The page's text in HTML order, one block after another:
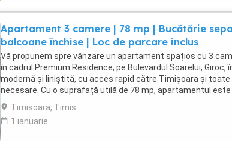
Apartament 3 camere | 78 mp | Bucătărie
balcoane închise | Loc de parcare inclus
Vă propunem spre vânzare un apartament spațios cu 3
în cadrul Premium Residence, pe Bulevardul Soarelui, Giroc,
modernă și liniștită, cu acces rapid către Timișoara și
necesare. Cu o suprafață utilă de 78 mp, apartamentul este
pentru o familie sau ...
Timisoara, Timis
1 ianuarie